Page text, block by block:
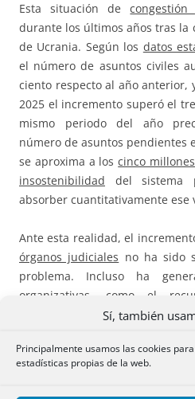
Sí, también
Principalmente usamos las cookies
estadísticas propias de la web.
Esta situación de
durante los últimos años tras la
de Ucrania. Según los datos
el número de asuntos civiles
ciento respecto al año
2025 el incremento superó el
mismo periodo del año
número de asuntos pendientes
se aproxima a loscinco millones
insostenibilidad del sistema
absorber cuantitativamente ese
Ante esta realidad, el
órganos judiciales no ha sido
problema. Incluso ha
organizativas, como el
sustitutos, lo que ha sido